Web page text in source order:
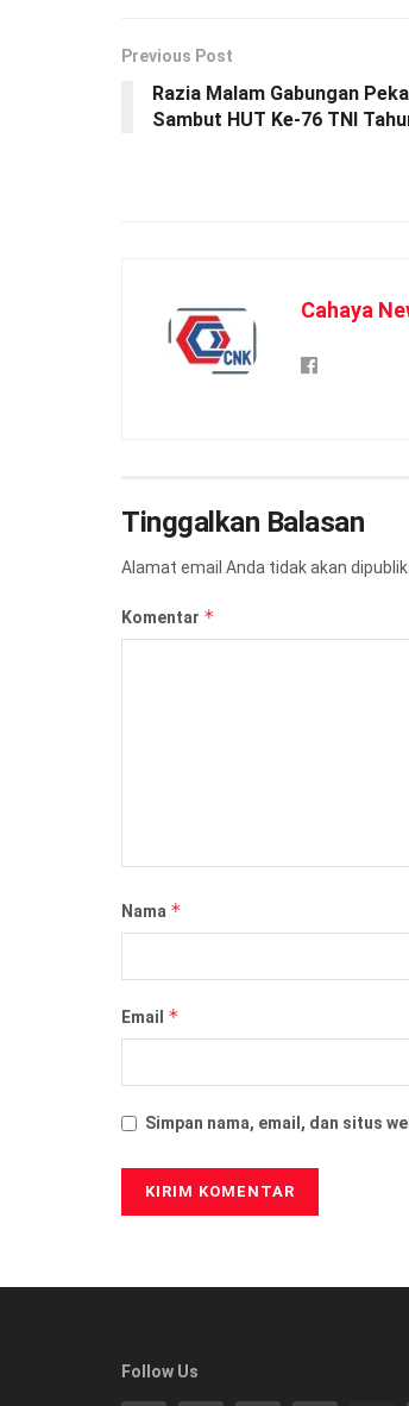
Previous Post
Razia Malam Gabungan
Sambut HUT Ke-76 TNI
Cahaya
Tinggalkan Balasan
Alamat email Anda tidak akan
Komentar *
Nama *
Email *
Simpan nama, email, dan situs
Follow Us